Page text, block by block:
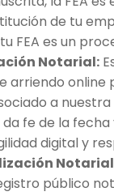
de tu
FEA es un
Notarial:
arriendo online
a
fe de la
digital y
público